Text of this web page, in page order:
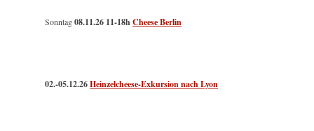
Sonntag08.11.26 11-18hCheese Berlin
02.-05.12.26Heinzelcheese-Exkursion nach Lyon